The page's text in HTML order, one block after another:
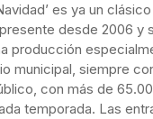
es ya un
desde 2006 y
producción
municipal, siempre
con más de
temporada. Las